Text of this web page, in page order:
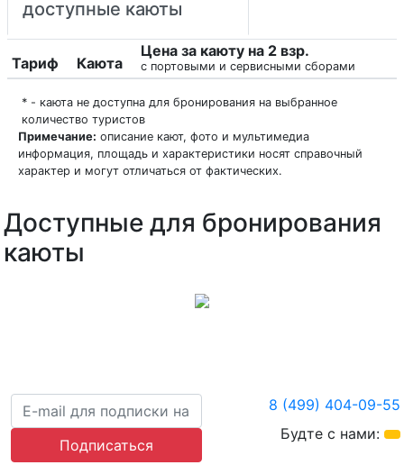
доступные каюты
Тариф Каюта
Цена за каюту на 2 взр.
с портовыми и сервисными сборами
* - каюта не доступна для бронирования на выбранное
количество туристов
Примечание: описание кают, фото и мультимедиа
информация, площадь и характеристики носят справочный
характер и могут отличаться от фактических.
Доступные для бронирования
каюты
Подписаться
8 (499) 404-09-55
Будте с нами: